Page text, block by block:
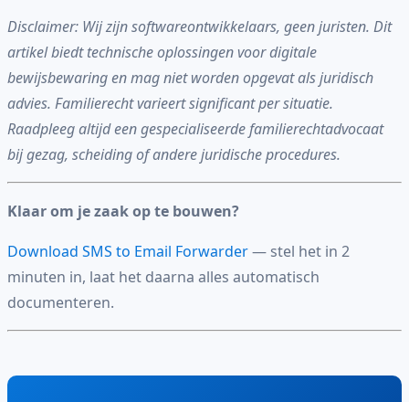
Disclaimer: Wij zijn softwareontwikkelaars, geen juristen. Dit
artikel biedt technische oplossingen voor digitale
bewijsbewaring en mag niet worden opgevat als juridisch
advies. Familierecht varieert significant per situatie.
Raadpleeg altijd een gespecialiseerde familierechtadvocaat
bij gezag, scheiding of andere juridische procedures.
Klaar om je zaak op te bouwen?
Download SMS to Email Forwarder— stel het in 2
minuten in, laat het daarna alles automatisch
documenteren.